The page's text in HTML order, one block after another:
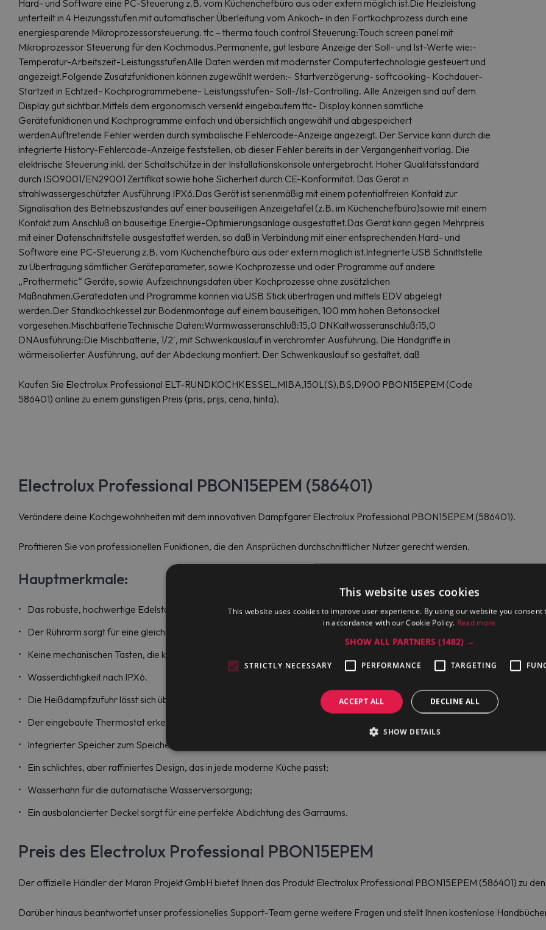
Hard- und Software eine PC-Steuerung z.B. vom Küchenchefbüro aus oder extern möglich ist.Die Heizleistung
unterteilt in 4 Heizungsstufen mit automatischer Überleitung vom Ankoch- in den Fortkochprozess durch eine
energiesparende Mikroprozessorsteuerung. ttc – therma touch control Steuerung:Touch screen panel mit
Mikroprozessor Steuerung für den Kochmodus.Permanente, gut lesbare Anzeige der Soll- und Ist-Werte wie:-
Temperatur-Arbeitszeit-LeistungsstufenAlle Daten werden mit modernster Computertechnologie gesteuert und
angezeigt.Folgende Zusatzfunktionen können zugewählt werden:- Startverzögerung- softcooking- Kochdauer-
Startzeit in Echtzeit- Kochprogrammebene- Leistungsstufen- Soll-/Ist-Controlling. Alle Anzeigen sind auf dem
Display gut sichtbar.Mittels dem ergonomisch versenkt eingebautem ttc- Display können sämtliche
Gerätefunktionen und Kochprogramme einfach und übersichtlich angewählt und abgespeichert
werdenAuftretende Fehler werden durch symbolische Fehlercode-Anzeige angezeigt. Der Service kann durch die
integrierte History-Fehlercode-Anzeige feststellen, ob dieser Fehler bereits in der Vergangenheit vorlag. Die
elektrische Steuerung inkl. der Schaltschütze in der Installationskonsole untergebracht. Hoher Qualitätsstandard
durch ISO9001/EN29001 Zertifikat sowie hohe Sicherheit durch CE-Konformität. Das Gerät in
strahlwassergeschützter Ausführung IPX6.Das Gerät ist serienmäßig mit einem potentialfreien Kontakt zur
Signalisation des Betriebszustandes auf einer bauseitigen Anzeigetafel (z.B. im Küchenchefbüro)sowie mit einem
Kontakt zum Anschluß an bauseitige Energie-Optimierungsanlage ausgestattet.Das Gerät kann gegen Mehrpreis
mit einer Datenschnittstelle ausgestattet werden, so daß in Verbindung mit einer entsprechenden Hard- und
Software eine PC-Steuerung z.B. vom Küchenchefbüro aus oder extern möglich ist.Integrierte USB Schnittstelle
zu Übertragung sämtlicher Geräteparameter, sowie Kochprozesse und oder Programme auf andere
„Prothermetic“ Geräte, sowie Aufzeichnungsdaten über Kochprozesse ohne zusätzlichen
Maßnahmen.Gerätedaten und Programme können via USB Stick übertragen und mittels EDV abgelegt
werden.Der Standkochkessel zur Bodenmontage auf einem bauseitigen, 100 mm hohen Betonsockel
vorgesehen.MischbatterieTechnische Daten:Warmwasseranschluß:15,0 DNKaltwasseranschluß:15,0
DNAusführung:Die Mischbatterie, 1/2', mit Schwenkauslauf in verchromter Ausführung. Die Handgriffe in
wärmeisolierter Ausführung, auf der Abdeckung montiert. Der Schwenkauslauf so gestaltet, daß
Kaufen Sie Electrolux Professional ELT-RUNDKOCHKESSEL,MIBA,150L(S),BS,D900 PBON15EPEM (Code
586401) online zu einem günstigen Preis (pris, prijs, cena, hinta).
Electrolux Professional PBON15EPEM (586401)
Verändere deine Kochgewohnheiten mit dem innovativen Dampfgarer Electrolux Professional PBON15EPEM (586401).
Profitieren Sie von professionellen Funktionen, die den Ansprüchen durchschnittlicher Nutzer gerecht werden.
Hauptmerkmale:
Das robuste, hochwertige Edelstahlgehäuse sorgt für Stabilität und Langlebigkeit.
Der Rührarm sorgt für eine gleichmäßige Erwärmung der Speisen und ist dank seiner konstanten Leistung in der Lage.
Keine mechanischen Tasten, die kaputtgehen können – der Benutzer kann das Touchpanel an der Vorderseite des Geräts
Wasserdichtigkeit nach IPX6.
Die Heißdampfzufuhr lässt sich über die Einstellungen oder Garvoreinstellungen steuern.
Der eingebaute Thermostat erkennt kritische Wasserstände. automatisch;
Integrierter Speicher zum Speichern benutzerdefinierter Kocheinstellungen;
Ein schlichtes, aber raffiniertes Design, das in jede moderne Küche passt;
Wasserhahn für die automatische Wasserversorgung;
Ein ausbalancierter Deckel sorgt für eine perfekte Abdichtung des Garraums.
Preis des Electrolux Professional PBON15EPEM
Der offizielle Händler der Maran Projekt GmbH bietet Ihnen das Produkt Electrolux Professional PBON15EPEM (586401) zu
Darüber hinaus beantwortet unser professionelles Support-Team gerne weitere Fragen und stellt Ihnen kostenlose
This website uses cookies
This website uses cookies to improve user experience. By using our website you consent
in accordance with our Cookie Policy. Read more
SHOW ALL PARTNERS (1482) →
STRICTLY NECESSARY PERFORMANCE TARGETING
ACCEPT ALL DECLINE ALL
SHOW DETAILS